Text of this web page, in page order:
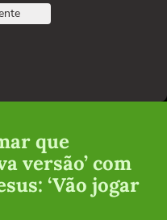
que
versão’ com
‘Vão jogar